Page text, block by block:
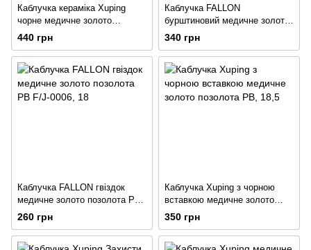
Каблучка кераміка Xuping
чорне медичне золото
позолота 18К
440 грн
Каблучка FALLON
бурштиновий медичне золото
позолота РВ F/J-0007
340 грн
Каблучка FALLON гвіздок
медичне золото позолота РВ
F/J-0006
260 грн
Каблучка Xuping з чорною
вставкою медичне золото
позолота РВ
350 грн